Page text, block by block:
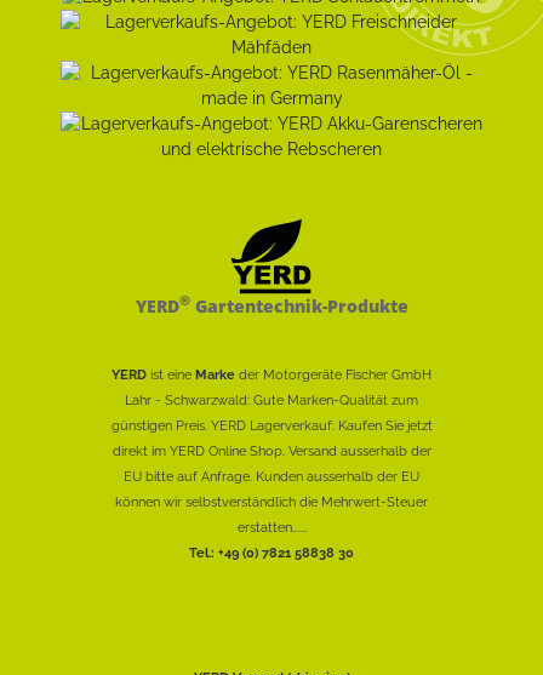
YERD®Gartentechnik-Produkte
YERD ist eine Marke der Motorgeräte Fischer GmbH
Lahr - Schwarzwald: Gute Marken-Qualität zum
günstigen Preis. YERD Lagerverkauf: Kaufen Sie jetzt
direkt im YERD Online Shop. Versand ausserhalb der
EU bitte auf Anfrage. Kunden ausserhalb der EU
können wir selbstverständlich die Mehrwert-Steuer
erstatten......
Tel.: +49 (0) 7821 58838 30